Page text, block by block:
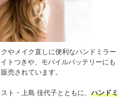
やメイク直しに便利なハンドミラー
トつきや、モバイルバッテリーにも
売されています。
ト・上島 佳代子とともに、ハンドミ